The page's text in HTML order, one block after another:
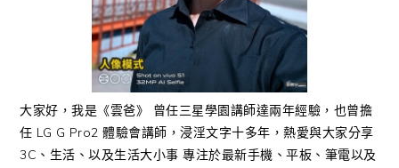
大家好，我是《雲爸》 曾任三星學園講師達兩年經驗，也曾擔
任 LG G Pro2 體驗會講師，浸淫文字十多年，熱愛與大家分享
3C、生活、以及生活大小事 專注於最新手機、平板、筆電以及